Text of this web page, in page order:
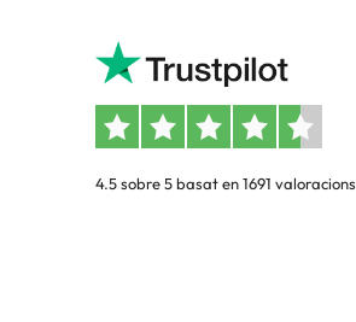
4.5 sobre 5 basat en 1691 valoracions